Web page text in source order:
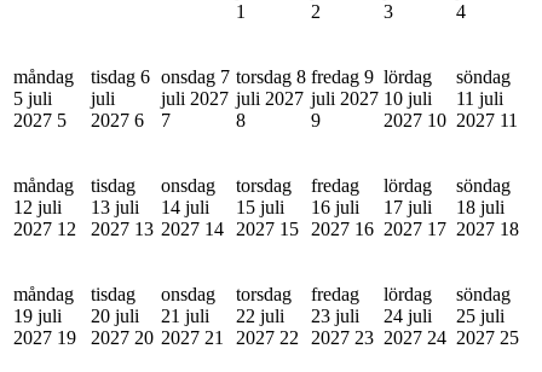
1
2
3
4
måndag
5 juli
2027 5
tisdag 6
juli
2027 6
onsdag 7
juli 2027
7
torsdag 8
juli 2027
8
fredag 9
juli 2027
9
lördag
10 juli
2027 10
söndag
11 juli
2027 11
måndag
12 juli
2027 12
tisdag
13 juli
2027 13
onsdag
14 juli
2027 14
torsdag
15 juli
2027 15
fredag
16 juli
2027 16
lördag
17 juli
2027 17
söndag
18 juli
2027 18
måndag
19 juli
2027 19
tisdag
20 juli
2027 20
onsdag
21 juli
2027 21
torsdag
22 juli
2027 22
fredag
23 juli
2027 23
lördag
24 juli
2027 24
söndag
25 juli
2027 25